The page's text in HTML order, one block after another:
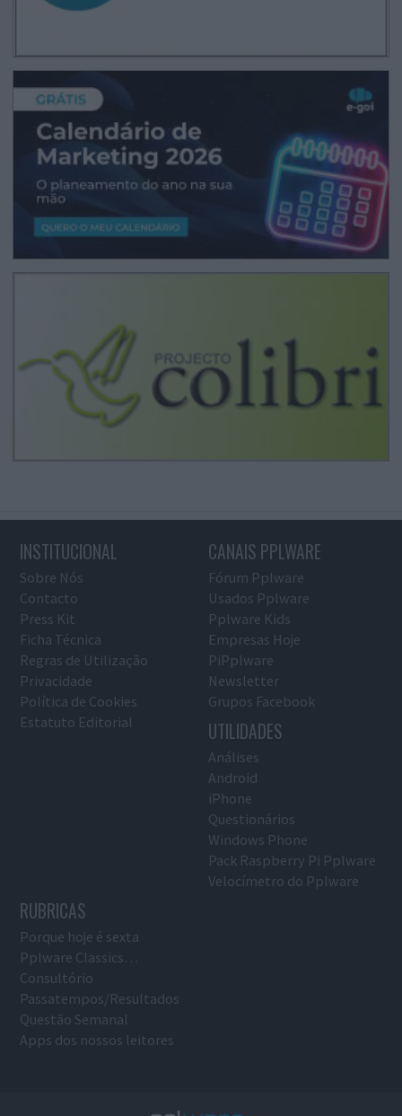
INSTITUCIONAL
Sobre Nós
Contacto
Press Kit
Ficha Técnica
Regras de Utilização
Privacidade
Política de Cookies
Estatuto Editorial
CANAIS PPLWARE
Fórum Pplware
Usados Pplware
Pplware Kids
Empresas Hoje
PiPplware
Newsletter
Grupos Facebook
UTILIDADES
Análises
Android
iPhone
Questionários
Windows Phone
Pack Raspberry Pi Pplware
Velocímetro do Pplware
RUBRICAS
Porque hoje é sexta
Pplware Classics…
Consultório
Passatempos/Resultados
Questão Semanal
Apps dos nossos leitores